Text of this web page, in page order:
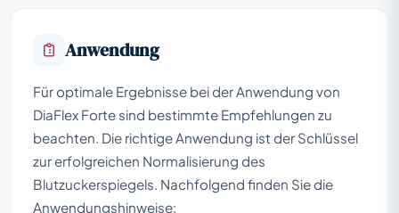
Anwendung
Für optimale Ergebnisse bei der Anwendung von
DiaFlex Forte sind bestimmte Empfehlungen zu
beachten. Die richtige Anwendung ist der Schlüssel
zur erfolgreichen Normalisierung des
Blutzuckerspiegels. Nachfolgend finden Sie die
Anwendungshinweise: